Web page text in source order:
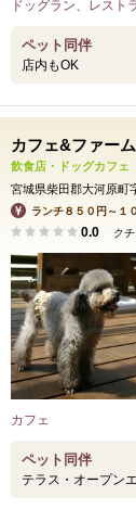
ドッグラン、レスト
ペット同伴
店内もOK
カフェ&ファー
飲食店・ドッグカフェ
宮城県柴田郡大河原町
ランチ８５０円～１
0.0 クチ
カフェ
ペット同伴
テラス・オープン